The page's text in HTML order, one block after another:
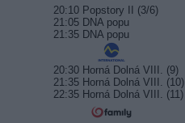
20:10 Popstory II (3/6)
21:05 DNA popu
21:35 DNA popu
20:30 Horná Dolná VIII. (9)
21:35 Horná Dolná VIII. (10)
22:35 Horná Dolná VIII. (11)